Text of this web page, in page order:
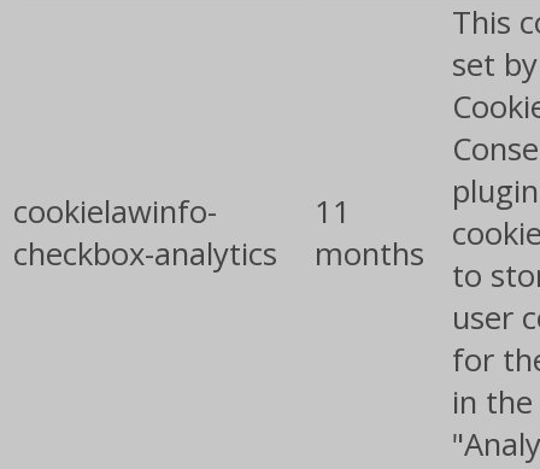
cookielawinfo-
checkbox-analytics
11
months
This
set
to
user
for
in